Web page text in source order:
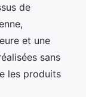
de
et une
sans
les produits